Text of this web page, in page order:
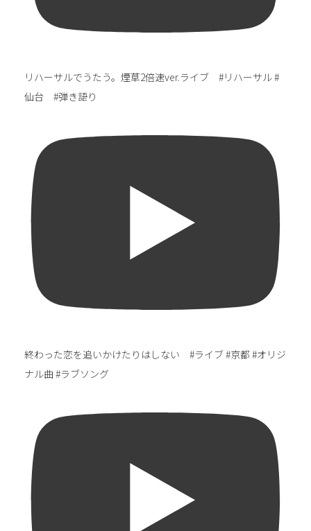
リハーサルでうたう。煙草2倍速ver.ライブ #リハーサル #
仙台 #弾き語り
終わった恋を追いかけたりはしない #ライブ #京都 #オリジ
ナル曲 #ラブソング